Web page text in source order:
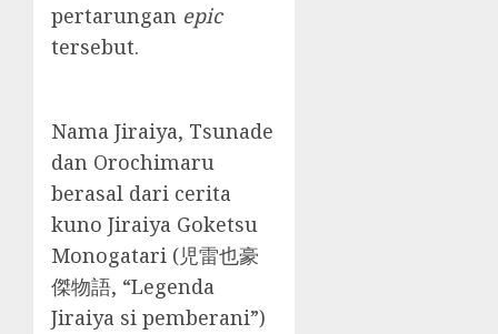
pertarungan epic
tersebut.
Nama Jiraiya, Tsunade
dan Orochimaru
berasal dari cerita
kuno Jiraiya Goketsu
Monogatari (児雷也豪
傑物語, “Legenda
Jiraiya si pemberani”)